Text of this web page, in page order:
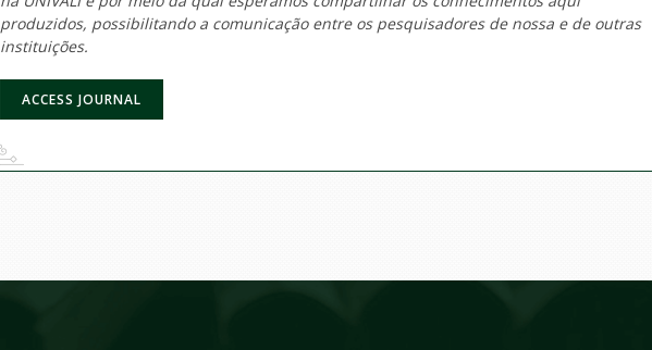
produzidos, possibilitando a comunicação entre os pesquisadores de nossa e de outras
instituições.
ACCESS JOURNAL